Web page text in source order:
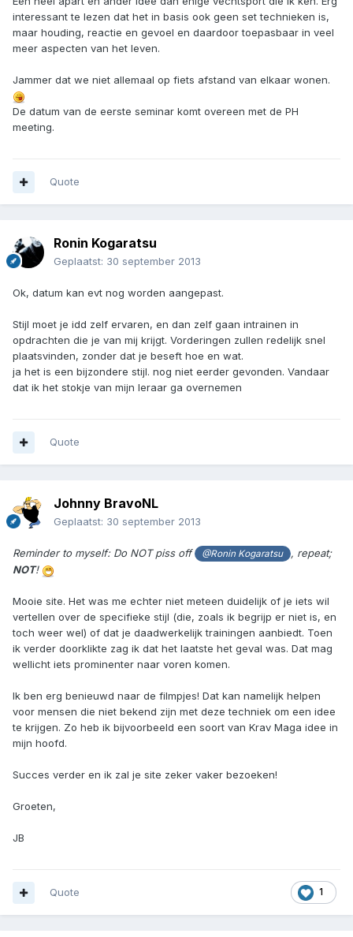
interessant te lezen dat het in basis ook geen set technieken is,
maar houding, reactie en gevoel en daardoor toepasbaar in veel
meer aspecten van het leven.
Jammer dat we niet allemaal op fiets afstand van elkaar wonen.
De datum van de eerste seminar komt overeen met de PH
meeting.
Quote
Ronin Kogaratsu
Geplaatst: 30 september 2013
Ok, datum kan evt nog worden aangepast.
Stijl moet je idd zelf ervaren, en dan zelf gaan intrainen in
opdrachten die je van mij krijgt. Vorderingen zullen redelijk snel
plaatsvinden, zonder dat je beseft hoe en wat.
ja het is een bijzondere stijl. nog niet eerder gevonden. Vandaar
dat ik het stokje van mijn leraar ga overnemen
Quote
Johnny BravoNL
Geplaatst: 30 september 2013
Reminder to myself: Do NOT piss off @Ronin Kogaratsu
, repeat;
NOT!
Mooie site. Het was me echter niet meteen duidelijk of je iets wil
vertellen over de specifieke stijl (die, zoals ik begrijp er niet is, en
toch weer wel) of dat je daadwerkelijk trainingen aanbiedt. Toen
ik verder doorklikte zag ik dat het laatste het geval was. Dat mag
wellicht iets prominenter naar voren komen.
Ik ben erg benieuwd naar de filmpjes! Dat kan namelijk helpen
voor mensen die niet bekend zijn met deze techniek om een idee
te krijgen. Zo heb ik bijvoorbeeld een soort van Krav Maga idee in
mijn hoofd.
Succes verder en ik zal je site zeker vaker bezoeken!
Groeten,
JB
1
Quote